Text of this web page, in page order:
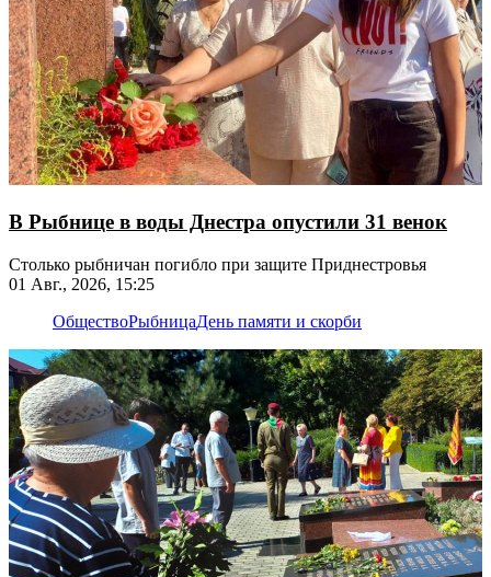
В Рыбнице в воды Днестра опустили 31 венок
Столько рыбничан погибло при защите Приднестровья
01 Авг., 2026, 15:25
ОбществоРыбницаДень памяти и скорби